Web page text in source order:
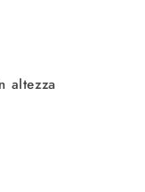
altezza